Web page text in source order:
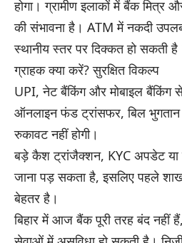
होगा। ग्रामीण इलाकों में बैंक मित्र
की संभावना है। ATM में नकदी
स्थानीय स्तर पर दिक्कत हो सकती
ग्राहक क्या करें? सुरक्षित विकल्प
UPI, नेट बैंकिंग और मोबाइल बैंकिंग
ऑनलाइन फंड ट्रांसफर, बिल
रुकावट नहीं होगी।
बड़े कैश ट्रांजैक्शन, KYC अपडेट या
जाना पड़ सकता है, इसलिए पहले
बेहतर है।
बिहार में आज बैंक पूरी तरह बंद नहीं